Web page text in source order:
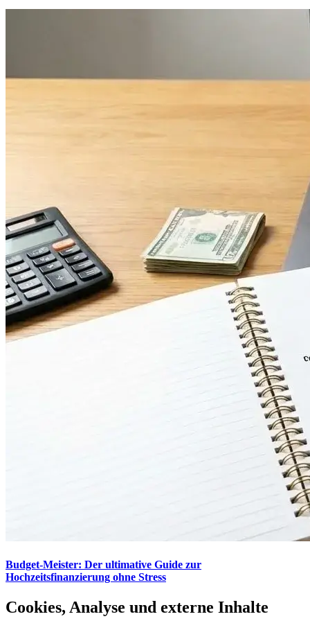
Budget-Meister: Der ultimative Guide zur
Hochzeitsfinanzierung ohne Stress
Cookies, Analyse und externe Inhalte